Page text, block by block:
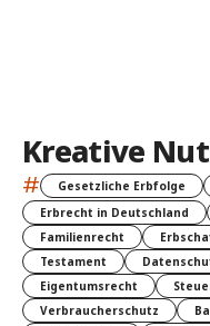
Kreative
# Gesetzliche Erbfolge
Erbrecht in Deutschland
Familienrecht
Testament
Eigentumsrecht
Verbraucherschutz